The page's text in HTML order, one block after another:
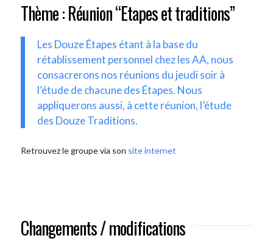
Thème : Réunion “Etapes et traditions”
Les Douze Étapes étant à la base du
rétablissement personnel chez les AA, nous
consacrerons nos réunions du jeudi soir à
l’étude de chacune des Étapes. Nous
appliquerons aussi, à cette réunion, l’étude
des Douze Traditions.
Retrouvez le groupe via son site internet
Changements / modifications